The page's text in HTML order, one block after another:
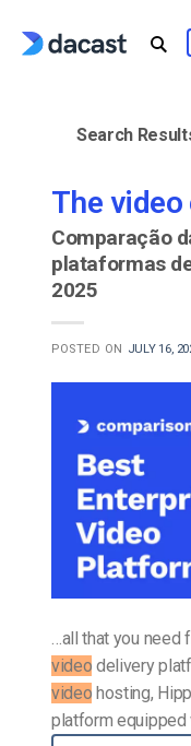
Search
The
Comparação
plataformas
2025
POSTED ON JULY 16,
…all that you need
video delivery
video hosting,
platform